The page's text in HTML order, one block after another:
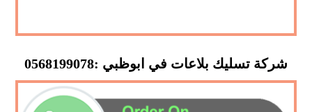
شركة تسليك بلاعات في ابوظبي :0568199078